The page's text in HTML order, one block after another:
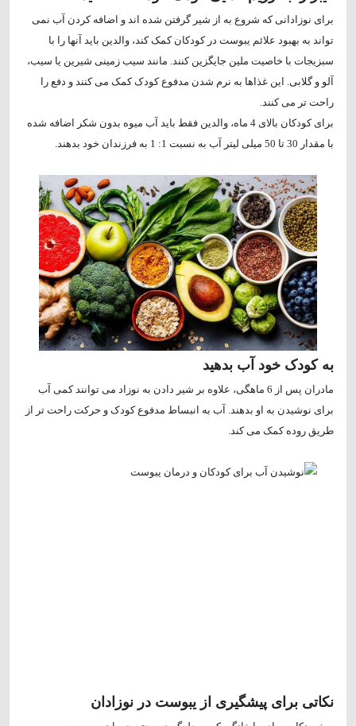
برای نوزادانی که شروع به از شیر گرفتن شده اند و اضافه کردن آب نمی
تواند به بهبود علائم یبوست در کودکان کمک کند، والدین باید آنها را با
سبزیجات با خاصیت ملین جایگزین کنند. مانند سیب زمینی شیرین یا سیب،
آلو و گلابی. این غذاها به نرم شدن مدفوع کودک کمک می کنند و دفع را
راحت تر می کنند.
برای کودکان بالای 4 ماه، والدین فقط باید آب میوه بدون شکر اضافه شده
با مقدار 30 تا 50 میلی لیتر آب به نسبت 1: 1 به فرزندان خود بدهند.
به کودک خود آب بدهید
مادران پس از 6 ماهگی، علاوه بر شیر دادن به نوزاد می توانند کمی آب
برای نوشیدن به او بدهند. آب به انبساط مدفوع کودک و حرکت راحت تر از
طریق روده کمک می کند.
نکاتی برای پیشگیری از یبوست در نوزادان